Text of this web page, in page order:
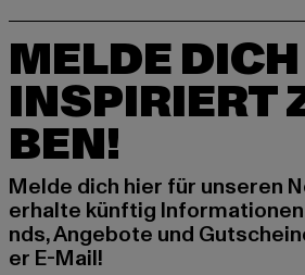
MELDE
INSPIRIERT
BEN!
Melde dich hier für unseren
erhalte künftig
nds, Angebote und
er E-Mail!